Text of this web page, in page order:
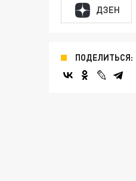
ДЗЕН
ПОДЕЛИТЬСЯ: